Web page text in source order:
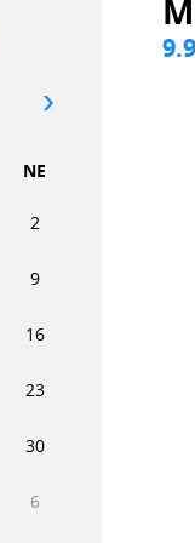
NE
2
9
16
23
30
6